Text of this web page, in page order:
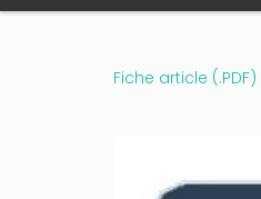
Fiche article (.PDF)